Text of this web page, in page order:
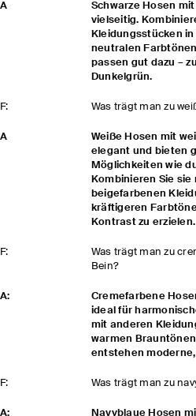
A
Schwarze Hosen
vielseitig.
Kleidungsstücken
neutralen
passen gut dazu –
Dunkelgrün.
F: Was trägt man zu
A
Weiße Hosen mit
elegant und bieten
Möglichkeiten wie
Kombinieren Sie
beigefarbenen
kräftigeren
Kontrast zu erzielen.
F:
Was trägt man zu
Bein?
A:
Cremefarbene
ideal für
mit anderen
warmen
entstehen
F: Was trägt man zu
A:
Navyblaue Hosen